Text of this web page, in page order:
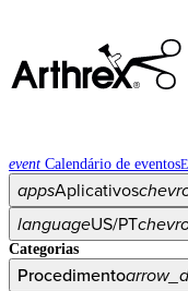
event Calendário de eventos
appsAplicativos
languageUS/PT
Categorias
Procedimento